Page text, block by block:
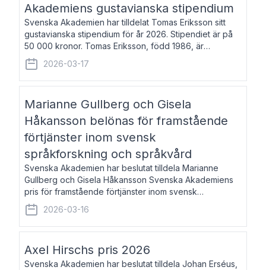
Akademiens gustavianska stipendium
Svenska Akademien har tilldelat Tomas Eriksson sitt
gustavianska stipendium för år 2026. Stipendiet är på
50 000 kronor. Tomas Eriksson, född 1986, är
projektledare inom marknadsföring och författare och
utkom i fjol med boken Syndabocken.
2026-03-17
Marianne Gullberg och Gisela
Håkansson belönas för framstående
förtjänster inom svensk
språkforskning och språkvård
Svenska Akademien har beslutat tilldela Marianne
Gullberg och Gisela Håkansson Svenska Akademiens
pris för framstående förtjänster inom svensk
språkforskning och språkvård till minne av Carl Gabriel
och Karin Forsberg för år 2026. Prissumma
2026-03-16
Axel Hirschs pris 2026
Svenska Akademien har beslutat tilldela Johan Erséus,